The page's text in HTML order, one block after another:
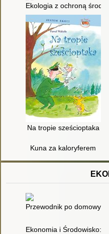
Ekologia z ochroną
Na tropie sześcioptaka
Kuna za kaloryferem
Przewodnik po
Ekonomia i Środowisko: